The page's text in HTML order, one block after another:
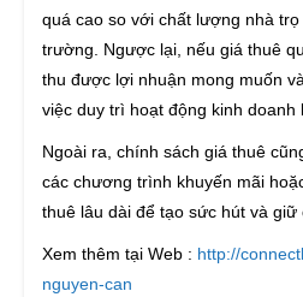
quá cao so với chất lượng nhà
trường. Ngược lại, nếu giá thuê
thu được lợi nhuận mong muốn
việc duy trì hoạt động kinh doanh
Ngoài ra, chính sách giá thuê
các chương trình khuyến mãi
thuê lâu dài để tạo sức hút và giữ
Xem thêm tại Web : http://
nguyen-can